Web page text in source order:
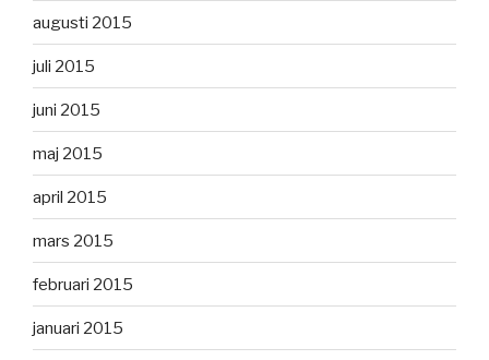
augusti 2015
juli 2015
juni 2015
maj 2015
april 2015
mars 2015
februari 2015
januari 2015